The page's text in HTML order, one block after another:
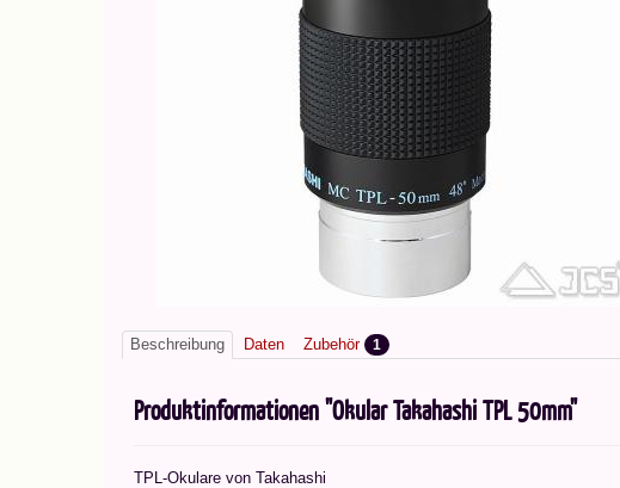
Beschreibung Daten Zubehör 1
Produktinformationen "Okular Takahashi TPL 50mm"
TPL-Okulare von Takahashi